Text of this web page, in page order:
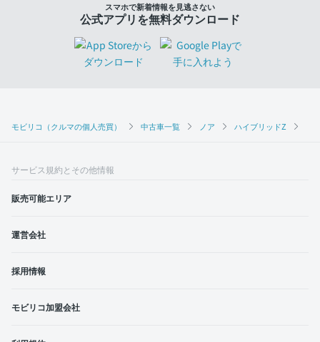
モビリコ（クルマの個人売買） 中古車一覧 ノア ハイブリッドZ
スマホで新着情報を見逃さない
公式アプリを無料ダウンロード
サービス規約とその他情報
販売可能エリア
運営会社
採用情報
モビリコ加盟会社